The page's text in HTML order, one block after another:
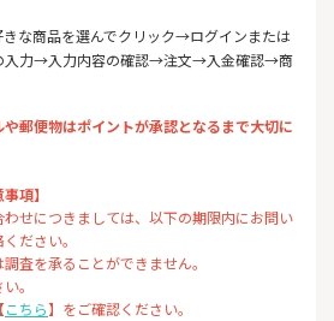
な商品を選んでクリック→ログインまたは
入力→入力内容の確認→注文→入金確認→商
郵便物はポイントが承認となるまで大切に
項】
せにつきましては、以下の期限内にお問い
ださい。
査を承ることができません。
。
こちら】をご確認ください。